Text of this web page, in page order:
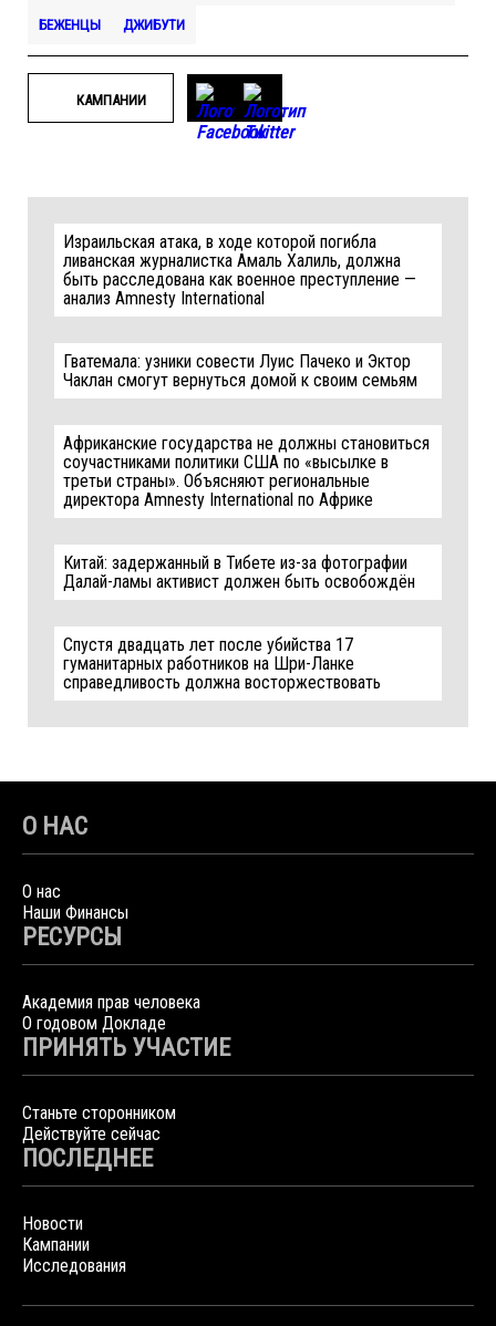
БЕЖЕНЦЫ ДЖИБУТИ
КАМПАНИИ
Израильская атака, в ходе которой погибла
ливанская журналистка Амаль Халиль, должна
быть расследована как военное преступление —
анализ Amnesty International
Гватемала: узники совести Луис Пачеко и Эктор
Чаклан смогут вернуться домой к своим семьям
Африканские государства не должны становиться
соучастниками политики США по «высылке в
третьи страны». Объясняют региональные
директора Amnesty International по Африке
Китай: задержанный в Тибете из-за фотографии
Далай-ламы активист должен быть освобождён
Спустя двадцать лет после убийства 17
гуманитарных работников на Шри-Ланке
справедливость должна восторжествовать
О НАС
О нас
Наши Финансы
РЕСУРСЫ
Академия прав человека
О годовом Докладе
ПРИНЯТЬ УЧАСТИЕ
Станьте сторонником
Действуйте сейчас
ПОСЛЕДНЕЕ
Новости
Кампании
Исследования